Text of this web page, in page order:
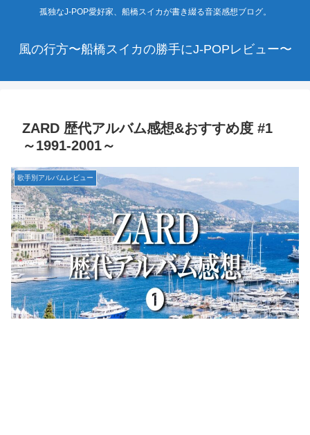
孤独なJ-POP愛好家、船橋スイカが書き綴る音楽感想ブログ。
風の行方〜船橋スイカの勝手にJ-POPレビュー〜
ZARD 歴代アルバム感想&おすすめ度 #1
～1991-2001～
歌手別アルバムレビュー